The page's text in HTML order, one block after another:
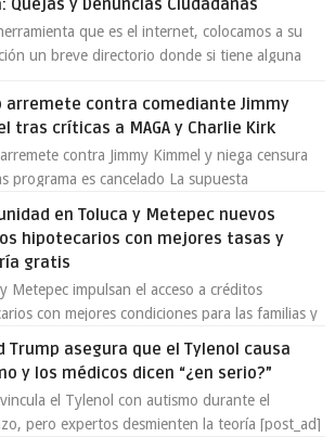
Quejas y Denuncias Ciudadanas
que es el internet, colocamos a su
un breve directorio donde si tiene alguna
arremete contra comediante Jimmy
tras críticas a MAGA y Charlie Kirk
contra Jimmy Kimmel y niega censura
programa es cancelado La supuesta
en Toluca y Metepec nuevos
hipotecarios con mejores tasas y
gratis
Metepec impulsan el acceso a créditos
con mejores condiciones para las familias y
Trump asegura que el Tylenol causa
y los médicos dicen “¿en serio?”
el Tylenol con autismo durante el
pero expertos desmienten la teoría [post_ad]